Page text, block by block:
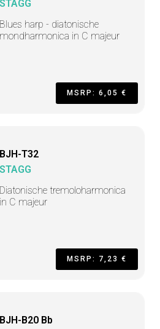
STAGG
Blues harp - diatonische
mondharmonica in C majeur
MSRP: 6,05 €
BJH-T32
STAGG
Diatonische tremoloharmonica
in C majeur
MSRP: 7,23 €
BJH-B20 Bb